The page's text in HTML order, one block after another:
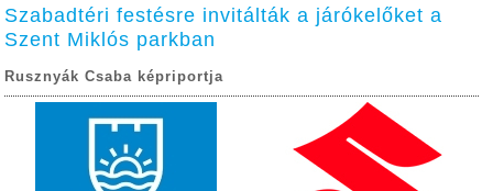
Szabadtéri festésre invitálták a járókelőket a
Szent Miklós parkban
Rusznyák Csaba képriportja